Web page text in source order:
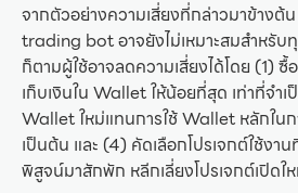
จากตัวอย่างความเสี่ยงที่กล่าวมาข้างต้
trading bot อาจยังไม่เหมาะสมสำหรับ
ก็ตามผู้ใช้อาจลดความเสี่ยงได้โดย (1)
เก็บเงินใน Wallet ให้น้อยที่สุด เท่าที่จำ
Wallet ใหม่แทนการใช้ Wallet หลักใน
เป็นต้น และ (4) คัดเลือกโปรเจกต์ใช้งา
พิสูจน์มาสักพัก หลีกเลี่ยงโปรเจกต์เปิดใ